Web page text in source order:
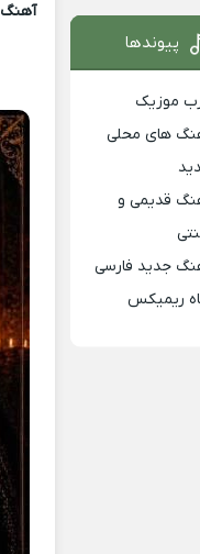
آهنگ
پیوندها
موزیک
های محلی
قدیمی و
جدید فارسی
ریمیکس